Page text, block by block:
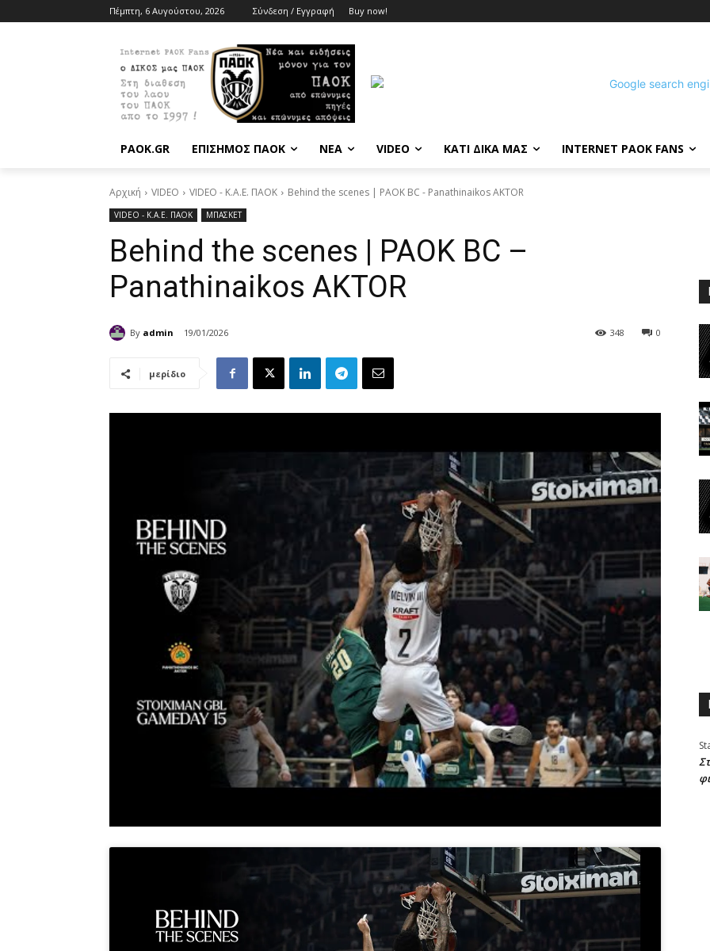
Πέμπτη, 6 Αυγούστου, 2026 Σύνδεση / Εγγραφή Buy now!
PAOK.GR ΕΠΙΣΗΜΟΣ ΠΑΟΚ ΝΕΑ VIDEO ΚΑΤΙ ΔΙΚΑ ΜΑΣ INTERNET PAOK FANS
Αρχική VIDEO VIDEO - Κ.Α.Ε. ΠΑΟΚ Behind the scenes | PAOK BC - Panathinaikos AKTOR
VIDEO - Κ.Α.Ε. ΠΑΟΚ ΜΠΑΣΚΕΤ
Behind the scenes | PAOK BC –
Panathinaikos AKTOR
By admin 19/01/2026 0
348
μερίδιο